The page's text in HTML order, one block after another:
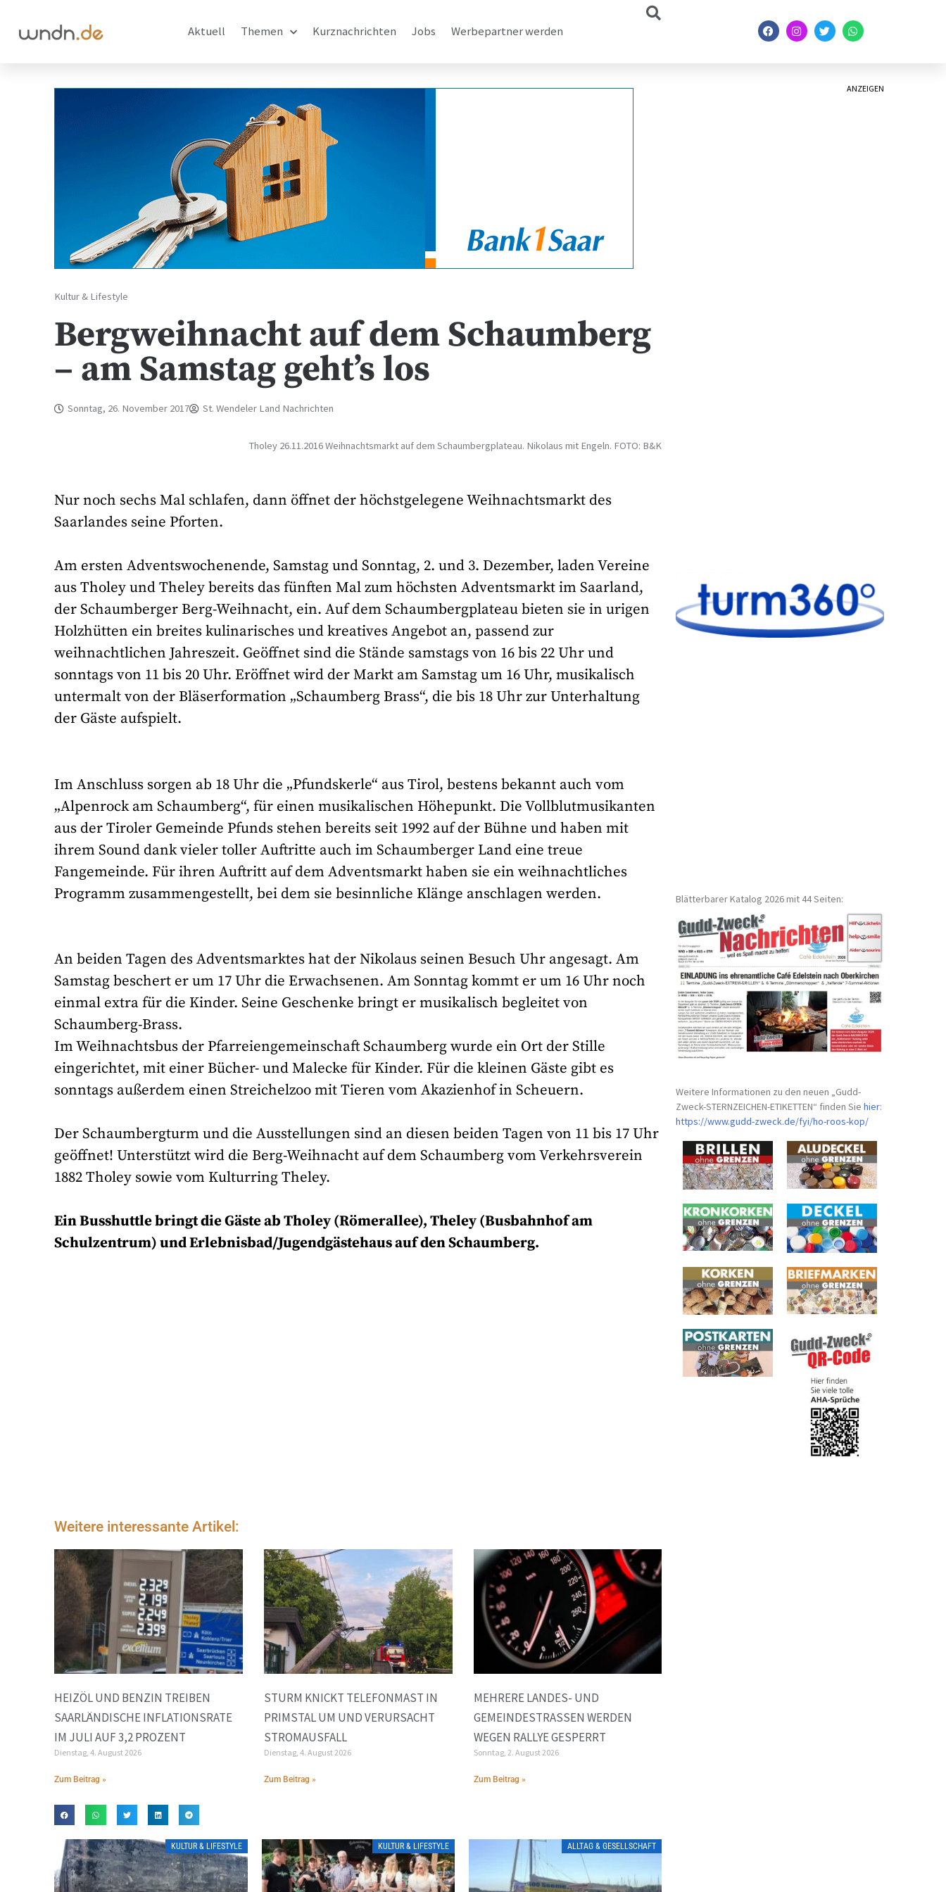
Aktuell Themen Kurznachrichten Jobs Werbepartner werden
Kultur & Lifestyle
Bergweihnacht auf dem Schaumberg
– am Samstag geht’s los
Sonntag, 26. November 2017 St. Wendeler Land Nachrichten
Tholey 26.11.2016 Weihnachtsmarkt auf dem Schaumbergplateau. Nikolaus mit Engeln. FOTO: B&K
Nur noch sechs Mal schlafen, dann öffnet der höchstgelegene Weihnachtsmarkt des
Saarlandes seine Pforten.
Am ersten Adventswochenende, Samstag und Sonntag, 2. und 3. Dezember, laden Vereine
aus Tholey und Theley bereits das fünften Mal zum höchsten Adventsmarkt im Saarland,
der Schaumberger Berg-Weihnacht, ein. Auf dem Schaumbergplateau bieten sie in urigen
Holzhütten ein breites kulinarisches und kreatives Angebot an, passend zur
weihnachtlichen Jahreszeit. Geöffnet sind die Stände samstags von 16 bis 22 Uhr und
sonntags von 11 bis 20 Uhr. Eröffnet wird der Markt am Samstag um 16 Uhr, musikalisch
untermalt von der Bläserformation „Schaumberg Brass“, die bis 18 Uhr zur Unterhaltung
der Gäste aufspielt.
Im Anschluss sorgen ab 18 Uhr die „Pfundskerle“ aus Tirol, bestens bekannt auch vom
„Alpenrock am Schaumberg“, für einen musikalischen Höhepunkt. Die Vollblutmusikanten
aus der Tiroler Gemeinde Pfunds stehen bereits seit 1992 auf der Bühne und haben mit
ihrem Sound dank vieler toller Auftritte auch im Schaumberger Land eine treue
Fangemeinde. Für ihren Auftritt auf dem Adventsmarkt haben sie ein weihnachtliches
Programm zusammengestellt, bei dem sie besinnliche Klänge anschlagen werden.
An beiden Tagen des Adventsmarktes hat der Nikolaus seinen Besuch Uhr angesagt. Am
Samstag beschert er um 17 Uhr die Erwachsenen. Am Sonntag kommt er um 16 Uhr noch
einmal extra für die Kinder. Seine Geschenke bringt er musikalisch begleitet von
Schaumberg-Brass.
Im Weihnachtsbus der Pfarreiengemeinschaft Schaumberg wurde ein Ort der Stille
eingerichtet, mit einer Bücher- und Malecke für Kinder. Für die kleinen Gäste gibt es
sonntags außerdem einen Streichelzoo mit Tieren vom Akazienhof in Scheuern.
Der Schaumbergturm und die Ausstellungen sind an diesen beiden Tagen von 11 bis 17 Uhr
geöffnet! Unterstützt wird die Berg-Weihnacht auf dem Schaumberg vom Verkehrsverein
1882 Tholey sowie vom Kulturring Theley.
Ein Busshuttle bringt die Gäste ab Tholey (Römerallee), Theley (Busbahnhof am
Schulzentrum) und Erlebnisbad/Jugendgästehaus auf den Schaumberg.
Weitere interessante Artikel:
HEIZÖL UND BENZIN TREIBEN
SAARLÄNDISCHE INFLATIONSRATE
IM JULI AUF 3,2 PROZENT
Dienstag, 4. August 2026
Zum Beitrag »
STURM KNICKT TELEFONMAST IN
PRIMSTAL UM UND VERURSACHT
STROMAUSFALL
Dienstag, 4. August 2026
Zum Beitrag »
MEHRERE LANDES- UND
GEMEINDESTRASSEN WERDEN W
EGEN RALLYE GESPERRT
Sonntag, 2. August 2026
Zum Beitrag »
KULTUR & LIFESTYLE KULTUR & LIFESTYLE ALLTAG & GESELLSCHAFT
ANZEIGEN
Blätterbarer Katalog 2026 mit 44 Seiten:
Weitere Informationen zu den neuen „Gudd-
Zweck-STERNZEICHEN-ETIKETTEN“ finden Siehier:
https://www.gudd-zweck.de/fyi/ho-roos-kop/